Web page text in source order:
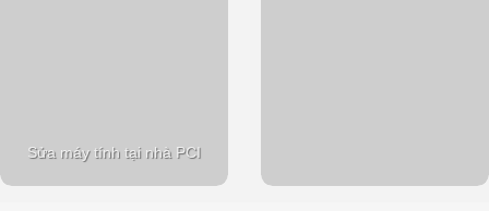
Sửa máy tính tại nhà PCI